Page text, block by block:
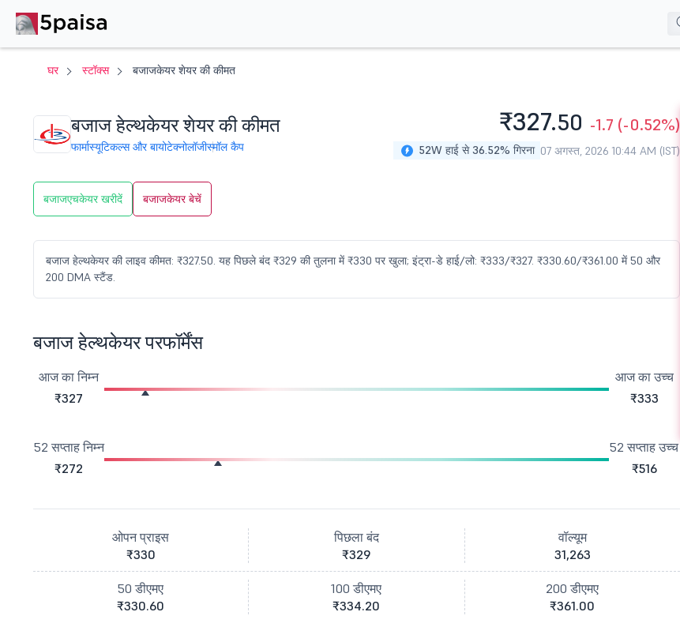
घर स्टॉक्स बजाजकेयर शेयर की कीमत
बजाज हेल्थकेयर शेयर की कीमत
फार्मास्यूटिकल्स और बायोटेक्नोलॉजीस्मॉल कैप
₹327.50 -1.7 (-0.52%)
52W हाई से 36.52% गिरना 07 अगस्त, 2026 10:44 AM (IST)
बजाजएचकेयर खरीदें बजाजकेयर बेचें
बजाज हेल्थकेयर की लाइव कीमत: ₹327.50. यह पिछले बंद ₹329 की तुलना में ₹330 पर खुला; इंट्रा-डे हाई/लो: ₹333/₹327. ₹330.60/₹361.00 में 50 और
200 DMA स्टैंड.
बजाज हेल्थकेयर परफॉर्मेंस
आज का निम्न
₹327
आज का उच्च
₹333
52 सप्ताह निम्न
₹272
52 सप्ताह उच्च
₹516
ओपन प्राइस
₹330
पिछला बंद
₹329
वॉल्यूम
31,263
50 डीएमए
₹330.60
100 डीएमए
₹334.20
200 डीएमए
₹361.00